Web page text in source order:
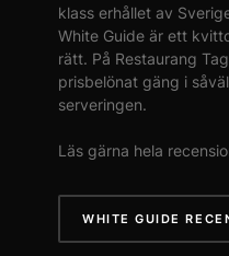
klass erhållet av
White Guide är ett
rätt. På Restaurang
prisbelönat gäng i
serveringen.
Läs gärna hela
WHITE GUIDE